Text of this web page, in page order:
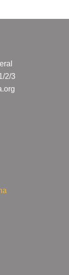
2/3